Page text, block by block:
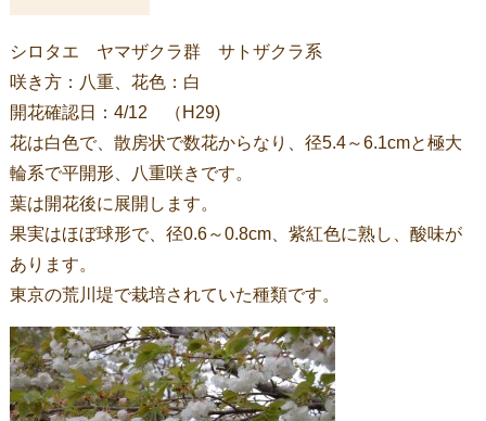
シロタエ ヤマザクラ群 サトザクラ系
咲き方：八重、花色：白
開花確認日：4/12 （H29)
花は白色で、散房状で数花からなり、径5.4～6.1cmと極大
輪系で平開形、八重咲きです。
葉は開花後に展開します。
果実はほぼ球形で、径0.6～0.8cm、紫紅色に熟し、酸味が
あります。
東京の荒川堤で栽培されていた種類です。